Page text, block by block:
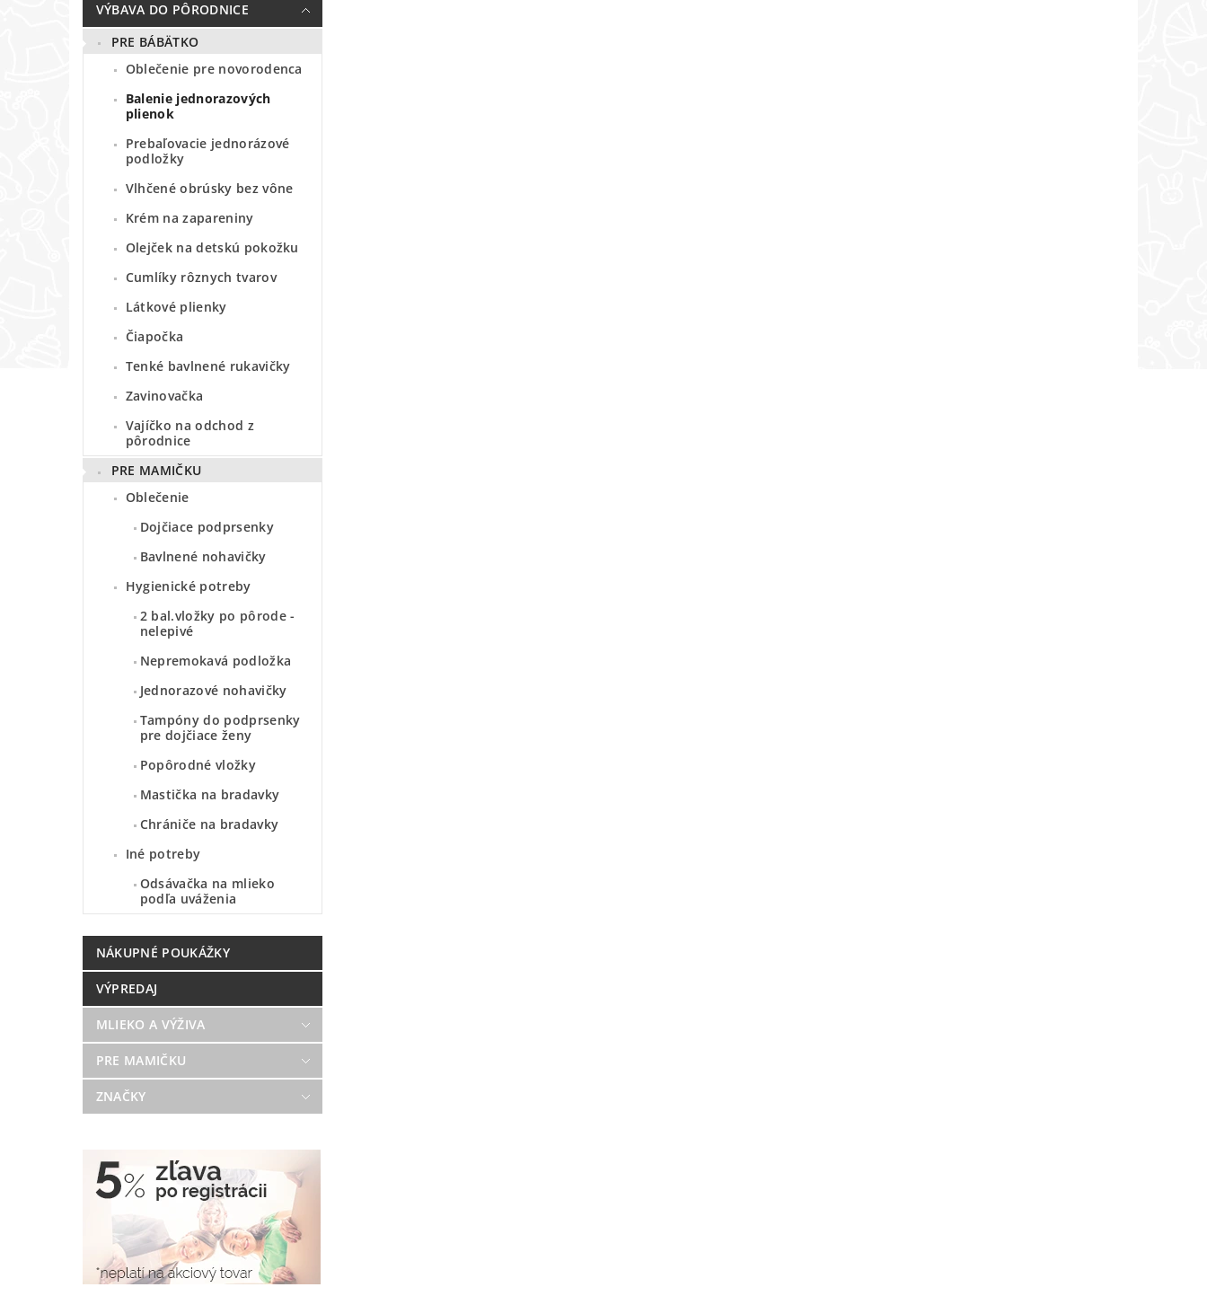
VÝBAVA DO PÔRODNICE
PRE BÁBÄTKO
Oblečenie pre novorodenca
Balenie jednorazových
plienok
Prebaľovacie jednorázové
podložky
Vlhčené obrúsky bez vône
Krém na zapareniny
Olejček na detskú pokožku
Cumlíky rôznych tvarov
Látkové plienky
Čiapočka
Tenké bavlnené rukavičky
Zavinovačka
Vajíčko na odchod z
pôrodnice
PRE MAMIČKU
Oblečenie
Dojčiace podprsenky
Bavlnené nohavičky
Hygienické potreby
2 bal.vložky po pôrode -
nelepivé
Nepremokavá podložka
Jednorazové nohavičky
Tampóny do podprsenky
pre dojčiace ženy
Popôrodné vložky
Mastička na bradavky
Chrániče na bradavky
Iné potreby
Odsávačka na mlieko
podľa uváženia
NÁKUPNÉ POUKÁŽKY
VÝPREDAJ
MLIEKO A VÝŽIVA
PRE MAMIČKU
ZNAČKY